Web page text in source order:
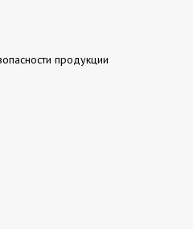
продукции